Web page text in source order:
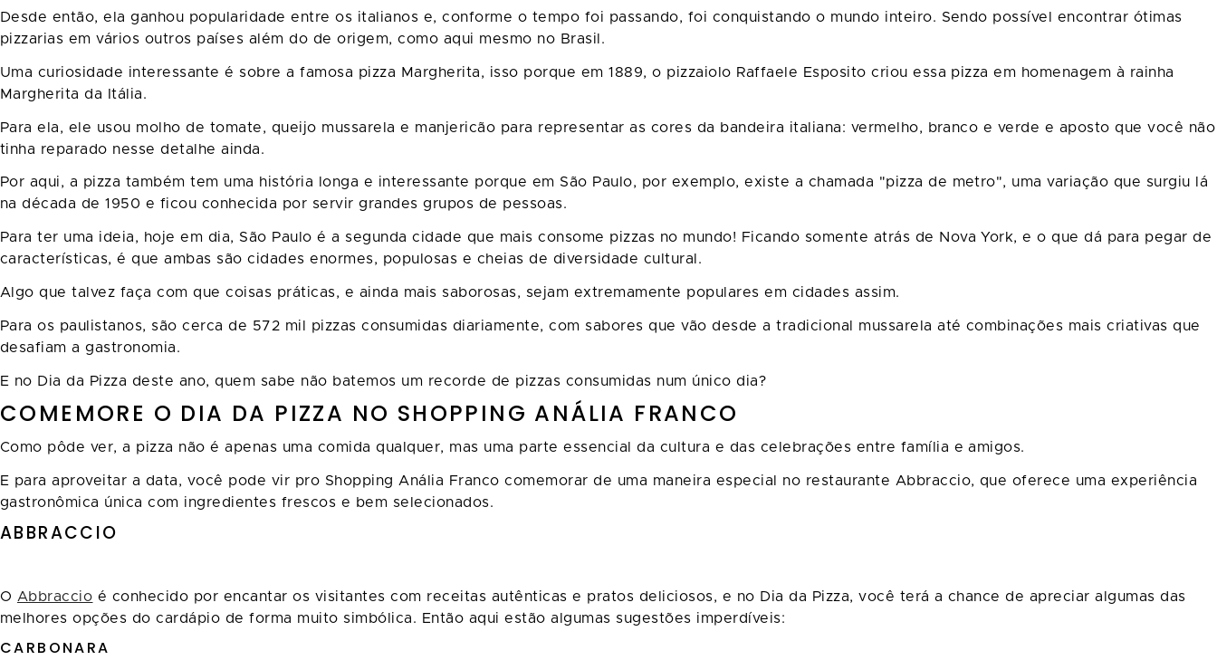
Desde então, ela ganhou popularidade entre os italianos e, conforme o tempo foi passando, foi conquistando o mundo inteiro. Sendo possível encontrar ótimas
pizzarias em vários outros países além do de origem, como aqui mesmo no Brasil.
Uma curiosidade interessante é sobre a famosa pizza Margherita, isso porque em 1889, o pizzaiolo Raffaele Esposito criou essa pizza em homenagem à rainha
Margherita da Itália.
Para ela, ele usou molho de tomate, queijo mussarela e manjericão para representar as cores da bandeira italiana: vermelho, branco e verde e aposto que você não
tinha reparado nesse detalhe ainda.
Por aqui, a pizza também tem uma história longa e interessante porque em São Paulo, por exemplo, existe a chamada "pizza de metro", uma variação que surgiu lá
na década de 1950 e ficou conhecida por servir grandes grupos de pessoas.
Para ter uma ideia, hoje em dia, São Paulo é a segunda cidade que mais consome pizzas no mundo! Ficando somente atrás de Nova York, e o que dá para pegar de
características, é que ambas são cidades enormes, populosas e cheias de diversidade cultural.
Algo que talvez faça com que coisas práticas, e ainda mais saborosas, sejam extremamente populares em cidades assim.
Para os paulistanos, são cerca de 572 mil pizzas consumidas diariamente, com sabores que vão desde a tradicional mussarela até combinações mais criativas que
desafiam a gastronomia.
E no Dia da Pizza deste ano, quem sabe não batemos um recorde de pizzas consumidas num único dia?
COMEMORE O DIA DA PIZZA NO SHOPPING ANÁLIA FRANCO
Como pôde ver, a pizza não é apenas uma comida qualquer, mas uma parte essencial da cultura e das celebrações entre família e amigos.
E para aproveitar a data, você pode vir pro Shopping Anália Franco comemorar de uma maneira especial no restaurante Abbraccio, que oferece uma experiência
gastronômica única com ingredientes frescos e bem selecionados.
ABBRACCIO
O Abbraccio é conhecido por encantar os visitantes com receitas autênticas e pratos deliciosos, e no Dia da Pizza, você terá a chance de apreciar algumas das
melhores opções do cardápio de forma muito simbólica. Então aqui estão algumas sugestões imperdíveis:
CARBONARA